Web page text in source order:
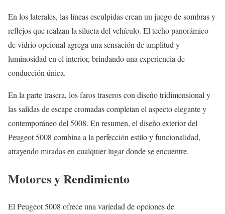
En los laterales, las líneas esculpidas crean un juego de sombras y
reflejos que realzan la silueta del vehículo. El techo panorámico
de vidrio opcional agrega una sensación de amplitud y
luminosidad en el interior, brindando una experiencia de
conducción única.
En la parte trasera, los faros traseros con diseño tridimensional y
las salidas de escape cromadas completan el aspecto elegante y
contemporáneo del 5008. En resumen, el diseño exterior del
Peugeot 5008 combina a la perfección estilo y funcionalidad,
atrayendo miradas en cualquier lugar donde se encuentre.
Motores y Rendimiento
El Peugeot 5008 ofrece una variedad de opciones de